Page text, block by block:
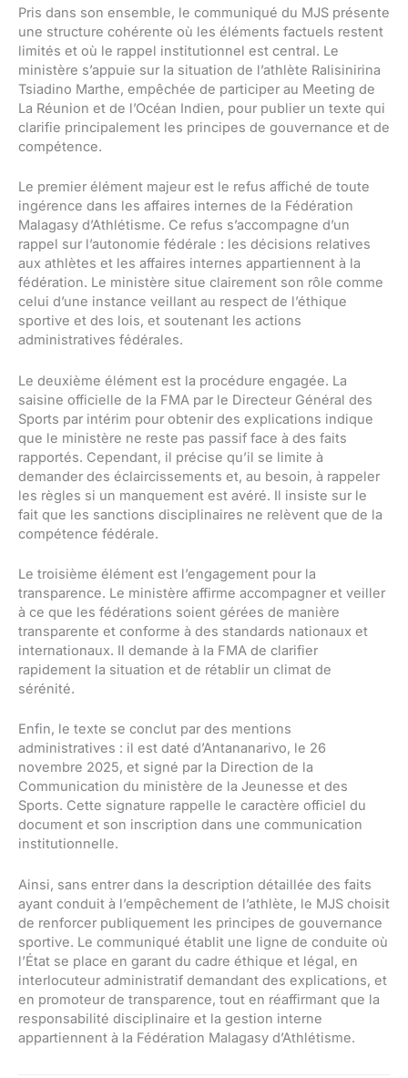
Pris dans son ensemble, le communiqué du MJS présente
une structure cohérente où les éléments factuels restent
limités et où le rappel institutionnel est central. Le
ministère s’appuie sur la situation de l’athlète Ralisinirina
Tsiadino Marthe, empêchée de participer au Meeting de
La Réunion et de l’Océan Indien, pour publier un texte qui
clarifie principalement les principes de gouvernance et de
compétence.
Le premier élément majeur est le refus affiché de toute
ingérence dans les affaires internes de la Fédération
Malagasy d’Athlétisme. Ce refus s’accompagne d’un
rappel sur l’autonomie fédérale : les décisions relatives
aux athlètes et les affaires internes appartiennent à la
fédération. Le ministère situe clairement son rôle comme
celui d’une instance veillant au respect de l’éthique
sportive et des lois, et soutenant les actions
administratives fédérales.
Le deuxième élément est la procédure engagée. La
saisine officielle de la FMA par le Directeur Général des
Sports par intérim pour obtenir des explications indique
que le ministère ne reste pas passif face à des faits
rapportés. Cependant, il précise qu’il se limite à
demander des éclaircissements et, au besoin, à rappeler
les règles si un manquement est avéré. Il insiste sur le
fait que les sanctions disciplinaires ne relèvent que de la
compétence fédérale.
Le troisième élément est l’engagement pour la
transparence. Le ministère affirme accompagner et veiller
à ce que les fédérations soient gérées de manière
transparente et conforme à des standards nationaux et
internationaux. Il demande à la FMA de clarifier
rapidement la situation et de rétablir un climat de
sérénité.
Enfin, le texte se conclut par des mentions
administratives : il est daté d’Antananarivo, le 26
novembre 2025, et signé par la Direction de la
Communication du ministère de la Jeunesse et des
Sports. Cette signature rappelle le caractère officiel du
document et son inscription dans une communication
institutionnelle.
Ainsi, sans entrer dans la description détaillée des faits
ayant conduit à l’empêchement de l’athlète, le MJS choisit
de renforcer publiquement les principes de gouvernance
sportive. Le communiqué établit une ligne de conduite où
l’État se place en garant du cadre éthique et légal, en
interlocuteur administratif demandant des explications, et
en promoteur de transparence, tout en réaffirmant que la
responsabilité disciplinaire et la gestion interne
appartiennent à la Fédération Malagasy d’Athlétisme.